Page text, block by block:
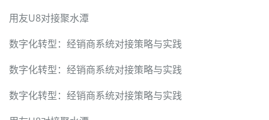
用友U8对接聚水潭
数字化转型：经销商系统对接策略与实践
数字化转型：经销商系统对接策略与实践
数字化转型：经销商系统对接策略与实践